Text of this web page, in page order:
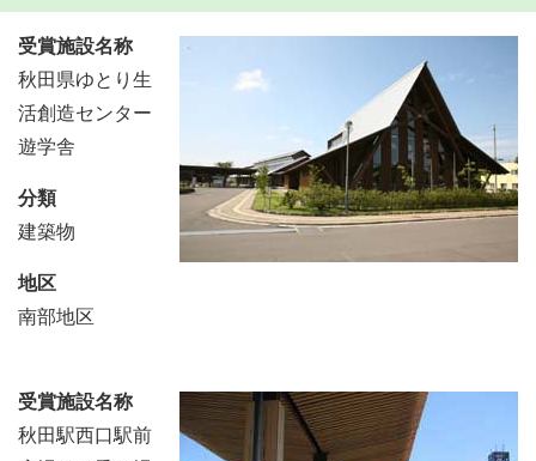
受賞施設名称
秋田県ゆとり生
活創造センター
遊学舎
分類
建築物
地区
南部地区
受賞施設名称
秋田駅西口駅前